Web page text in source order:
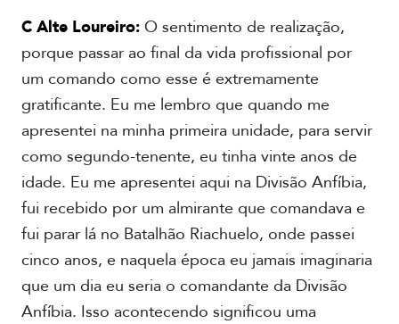
C Alte Loureiro:O sentimento de realização,
porque passar ao final da vida profissional por
um comando como esse é extremamente
gratificante. Eu me lembro que quando me
apresentei na minha primeira unidade, para servir
como segundo-tenente, eu tinha vinte anos de
idade. Eu me apresentei aqui na Divisão Anfíbia,
fui recebido por um almirante que comandava e
fui parar lá no Batalhão Riachuelo, onde passei
cinco anos, e naquela época eu jamais imaginaria
que um dia eu seria o comandante da Divisão
Anfíbia. Isso acontecendo significou uma